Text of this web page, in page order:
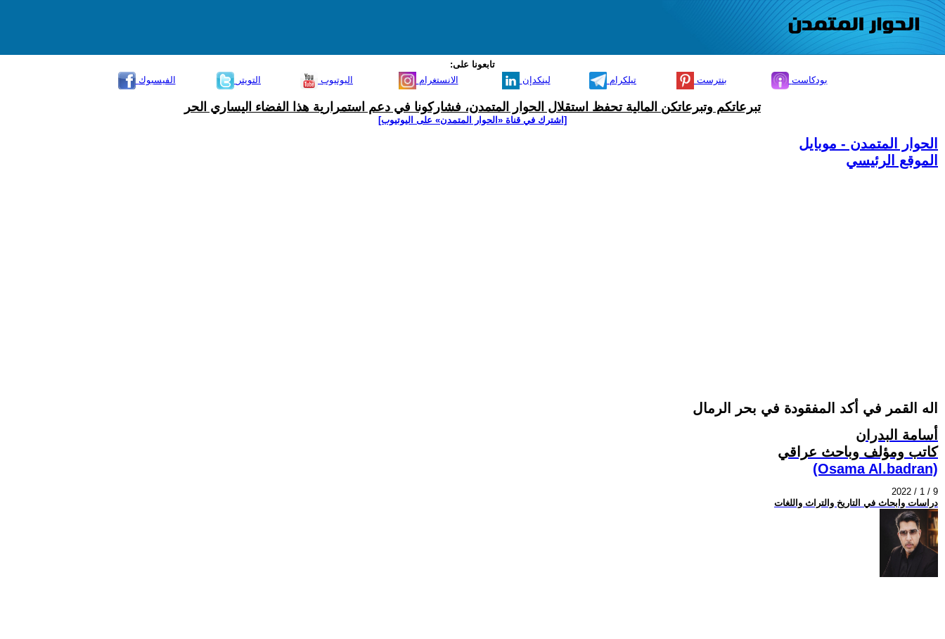
تابعونا على:
الفيسبوك
التويتر اليوتيوب الانستغرام لينكدإن تيلكرام بنترست بودكاست
تبرعاتكم وتبرعاتكن المالية تحفظ استقلال الحوار المتمدن، فشاركونا في دعم استمرارية هذا الفضاء اليساري الحر
[اشترك في قناة ‫«الحوار المتمدن» على اليوتيوب]
الحوار المتمدن - موبايل
الموقع الرئيسي
اله القمر في أكد المفقودة في بحر الرمال
أسامة البدران
كاتب ومؤلف وباحث عراقي
(Osama Al.badran)
2022 / 1 / 9
دراسات وابحاث في التاريخ والتراث واللغات